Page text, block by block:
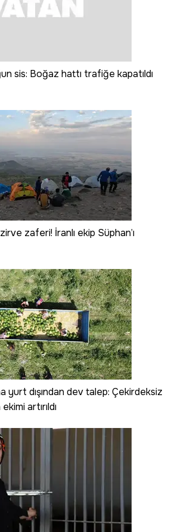
sis: Boğaz hattı trafiğe kapatıldı
zaferi! İranlı ekip Süphan’ı
yurt dışından dev talep: Çekirdeksiz
artırıldı